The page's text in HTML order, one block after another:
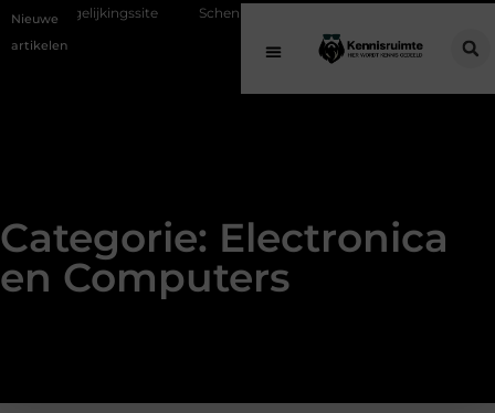
Nieuwe
artikelen
Schenking aan een goed doel: waarom geven belangrijk is en
Categorie: Electronica
en Computers